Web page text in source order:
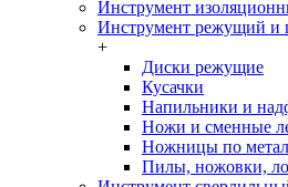
Инструмент
Инструмент режущий и
+
Диски режущие
Кусачки
Напильники и
Ножи и сменные
Ножницы по
Пилы, ножовки,